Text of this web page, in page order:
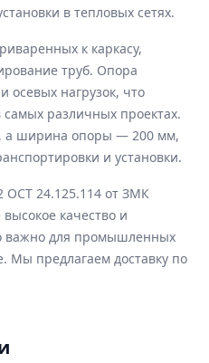
в тепловых сетях.
к каркасу,
труб. Опора
осевых нагрузок, что
самых различных проектах.
а ширина опоры — 200 мм,
и установки.
ОСТ 24.125.114 от ЗМК
качество и
важно для промышленных
Мы предлагаем доставку по